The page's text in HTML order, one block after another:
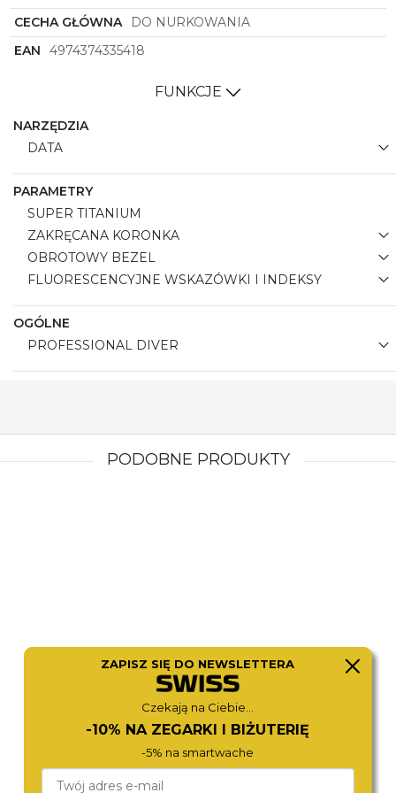
CECHA GŁÓWNA
DO NURKOWANIA
EAN
4974374335418
FUNKCJE
NARZĘDZIA
DATA
PARAMETRY
SUPER TITANIUM
ZAKRĘCANA KORONKA
OBROTOWY BEZEL
FLUORESCENCYJNE WSKAZÓWKI I INDEKSY
OGÓLNE
PROFESSIONAL DIVER
PODOBNE PRODUKTY
DIESEL ROAMER
ZAPISZ SIĘ DO NEWSLETTERA
Czekają na Ciebie...
-10% NA ZEGARKI I BIŻUTERIĘ
-5% na smartwache